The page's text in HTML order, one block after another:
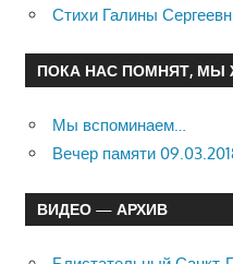
Стихи Галины
ПОКА НАС ПОМНЯТ, МЫ
Мы вспоминаем…
Вечер памяти
ВИДЕО — АРХИВ